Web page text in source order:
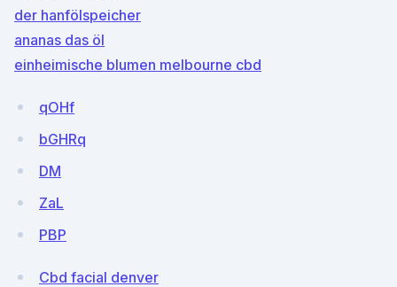
der hanfölspeicher
ananas das öl
einheimische blumen melbourne cbd
qOHf
bGHRq
DM
ZaL
PBP
Cbd facial denver